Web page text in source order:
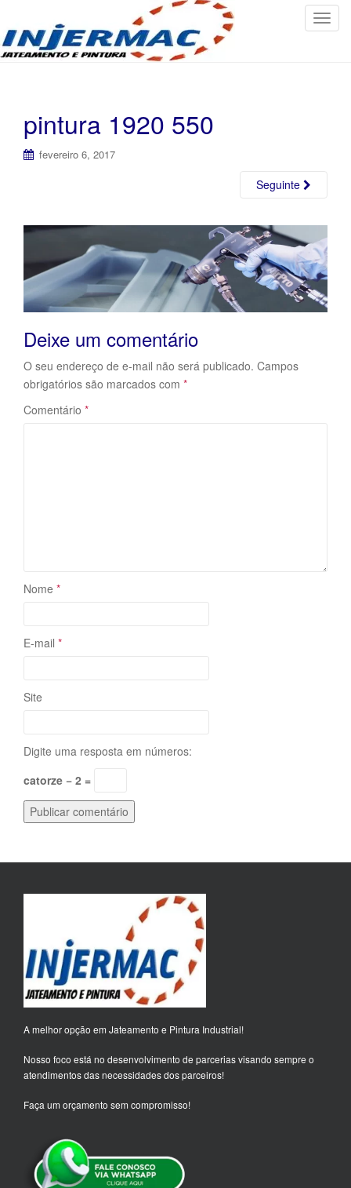
T
t
i
o
n
pintura 1920 550
fevereiro 6, 2017
Seguinte
Deixe um comentário
O seu endereço de e-mail não será publicado. Campos
obrigatórios são marcados com *
Comentário *
Nome *
E-mail *
Site
Digite uma resposta em números:
catorze − 2 =
A melhor opção em Jateamento e Pintura Industrial!
Nosso foco está no desenvolvimento de parcerias visando sempre o
atendimentos das necessidades dos parceiros!
Faça um orçamento sem compromisso!